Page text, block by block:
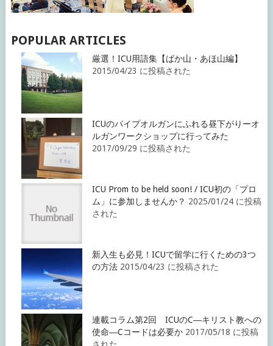
POPULAR ARTICLES
厳選！ICU用語集【ばか山・あほ山編】
2015/04/23 に投稿された
ICUのパイプオルガンにふれる昼下がりーオ
ルガンワークショップに行ってみた
2017/09/29 に投稿された
ICU Prom to be held soon! / ICU初の「プロ
ム」に参加しませんか？ 2025/01/24 に投稿
された
新入生も必見！ICUで留学に行くための3つ
の方法 2015/04/23 に投稿された
連載コラム第2回 ICUのC―キリスト教への
使命―Cコードは必要か 2017/05/18 に投稿
された